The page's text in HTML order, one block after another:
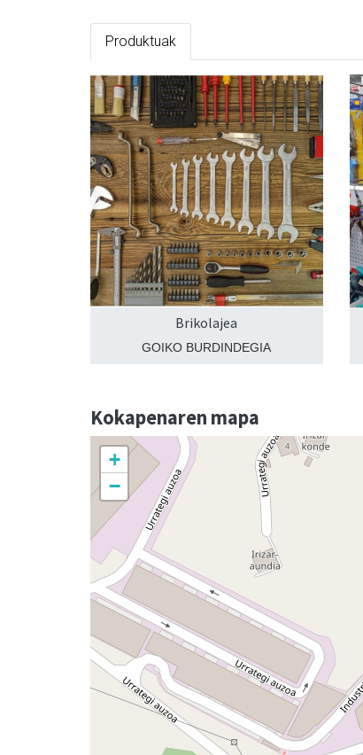
Produktuak
Brikolajea
GOIKO BURDINDEGIA
Kokapenaren mapa
+
−